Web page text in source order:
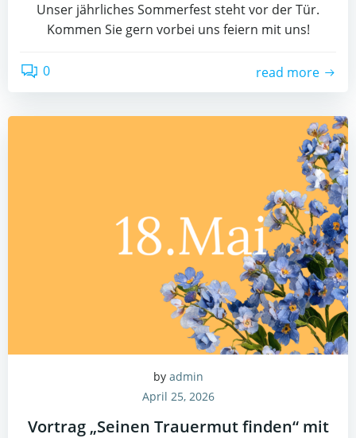
Unser jährliches Sommerfest steht vor der Tür.
Kommen Sie gern vorbei uns feiern mit uns!
0 read more
by admin
April 25, 2026
Vortrag „Seinen Trauermut finden“ mit